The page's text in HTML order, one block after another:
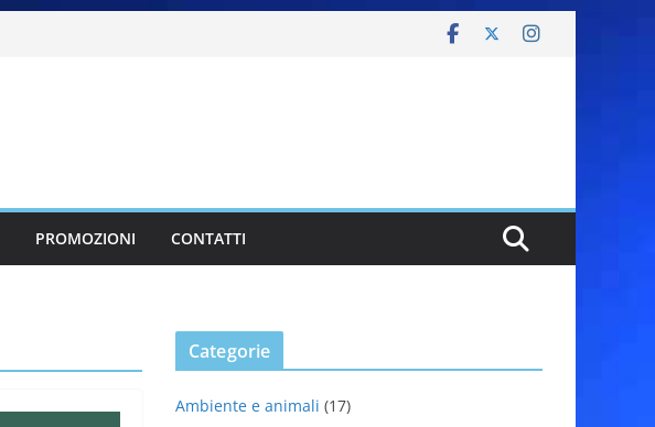
PROMOZIONI CONTATTI
Categorie
Ambiente e animali (17)